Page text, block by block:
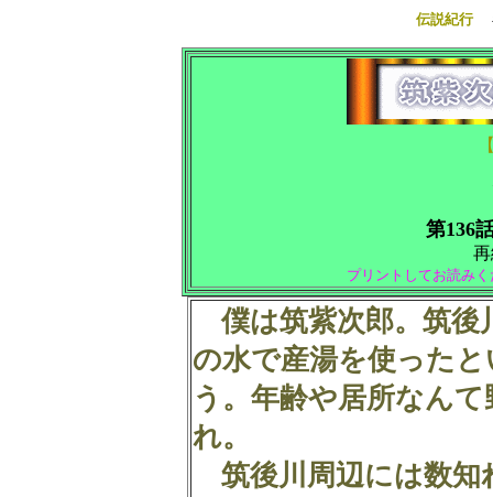
伝説紀行
第136
再
プリントしてお読み
僕は筑紫次郎。筑後
の水で産湯を使った
う。年齢や居所なん
れ。
筑後川周辺には数知